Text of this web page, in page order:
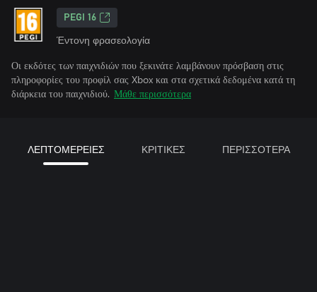
PEGI 16
Έντονη φρασεολογία
Οι εκδότες των παιχνιδιών που ξεκινάτε λαμβάνουν πρόσβαση στις
πληροφορίες του προφίλ σας Xbox και στα σχετικά δεδομένα κατά τη
διάρκεια του παιχνιδιού. Μάθε περισσότερα
ΛΕΠΤΟΜΕΡΕΙΕΣ ΚΡΙΤΙΚΕΣ ΠΕΡΙΣΣΟΤΕΡΑ